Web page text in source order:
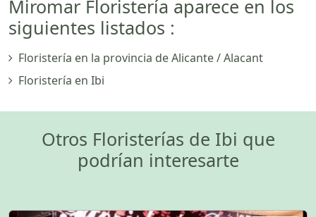
Miromar Floristería aparece en los
siguientes listados :
Floristería en la provincia de Alicante / Alacant
Floristería en Ibi
Otros Floristerías de Ibi que
podrían interesarte